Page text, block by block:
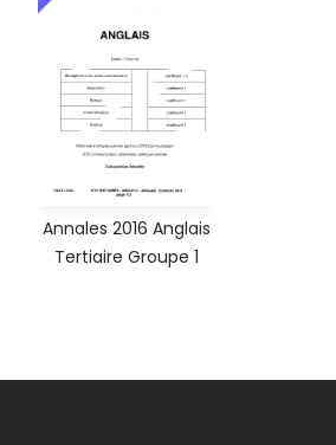
Annales 2016 Anglais
Tertiaire Groupe 1